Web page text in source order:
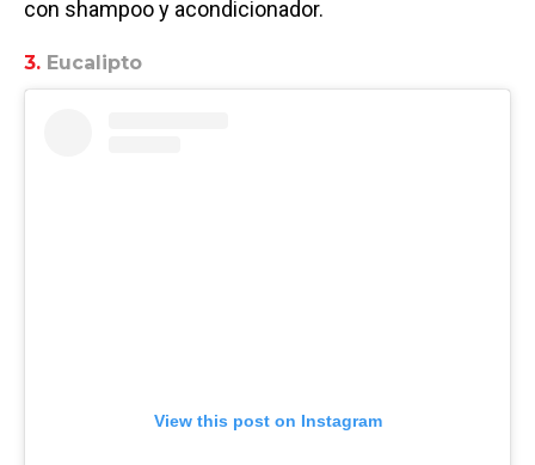
con shampoo y acondicionador.
3. Eucalipto
View this post on Instagram